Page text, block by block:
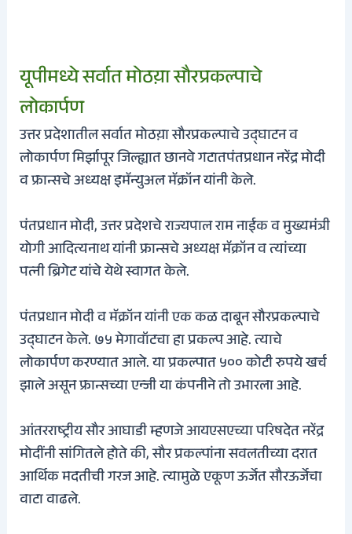
यूपीमध्ये सर्वात मोठय़ा सौरप्रकल्पाचे
लोकार्पण
उत्तर प्रदेशातील सर्वात मोठय़ा सौरप्रकल्पाचे उद्घाटन व
लोकार्पण मिर्झापूर जिल्ह्यात छानवे गटातपंतप्रधान नरेंद्र मोदी
व फ्रान्सचे अध्यक्ष इमॅन्युअल मॅक्रॉन यांनी केले.
पंतप्रधान मोदी, उत्तर प्रदेशचे राज्यपाल राम नाईक व मुख्यमंत्री
योगी आदित्यनाथ यांनी फ्रान्सचे अध्यक्ष मॅक्रॉन व त्यांच्या
पत्नी ब्रिगेट यांचे येथे स्वागत केले.
पंतप्रधान मोदी व मॅक्रॉन यांनी एक कळ दाबून सौरप्रकल्पाचे
उद्घाटन केले. ७५ मेगावॉटचा हा प्रकल्प आहे. त्याचे
लोकार्पण करण्यात आले. या प्रकल्पात ५०० कोटी रुपये खर्च
झाले असून फ्रान्सच्या एन्जी या कंपनीने तो उभारला आहे.
आंतरराष्ट्रीय सौर आघाडी म्हणजे आयएसएच्या परिषदेत नरेंद्र
मोदींनी सांगितले होते की, सौर प्रकल्पांना सवलतीच्या दरात
आर्थिक मदतीची गरज आहे. त्यामुळे एकूण ऊर्जेत सौरऊर्जेचा
वाटा वाढले.